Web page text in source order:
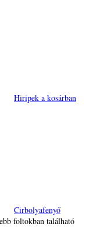
Hiripek a kosárban
Cirbolyafenyő
foltokban található